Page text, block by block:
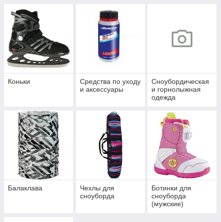
Коньки
Средства по уходу
и аксессуары
Сноубордическая
и горнолыжная
одежда
Балаклава
Чехлы для
сноуборда
Ботинки для
сноуборда
(мужские)